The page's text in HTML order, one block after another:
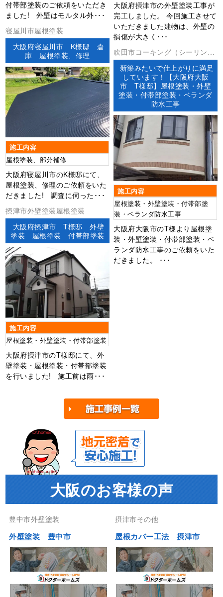
付帯部塗装のご依頼をいただき
ました! 外壁はモルタル外･･･
大阪府摂津市の外壁塗装工事が
完工しました。 今回施工させて
いただきました建物は、外壁の
損傷が大きく･･･
寝屋川市屋根塗装
大阪府寝屋川市 K様邸 倉
庫 屋根塗装、修理
施工内容
屋根塗装、部分補修
大阪府寝屋川市のK様邸にて、
屋根塗装、修理のご依頼をいた
だきました! 調査に伺った･･･
吹田市コーキング（シーリン
グ）ベランダ防水外壁塗装屋根
塗装防水工事
新築みたいで仕上がりに満足
しています！【大阪府大阪
市 T様邸】屋根塗装・外壁
塗装・付帯部塗装・ベランダ
防水工事
施工内容
屋根塗装・外壁塗装・付帯部塗
装・ベランダ防水工事
大阪府大阪市のT様より屋根塗
装・外壁塗装・付帯部塗装・ベ
ランダ防水工事のご依頼をいた
だきました。 ･･･
摂津市外壁塗装屋根塗装
大阪府摂津市 T様邸 外壁
塗装 屋根塗装 付帯部塗装
施工内容
屋根塗装・外壁塗装・付帯部塗装
大阪府摂津市のT様邸にて、外
壁塗装・屋根塗装・付帯部塗装
を行いました! 施工前は雨･･･
大阪のお客様の声
豊中市外壁塗装
外壁塗装 豊中市
摂津市その他
屋根カバー工法 摂津市